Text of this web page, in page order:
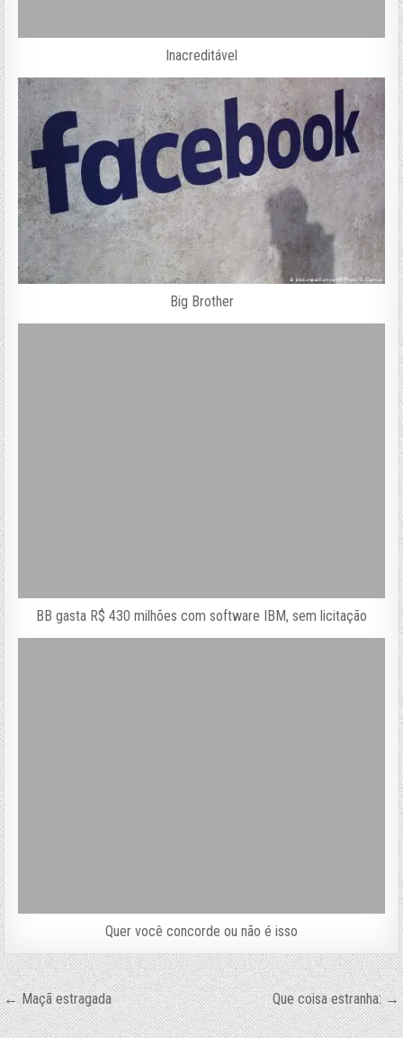
Inacreditável
Big Brother
BB gasta R$ 430 milhões com software IBM, sem licitação
Quer você concorde ou não é isso
Navegação
de
← Maçã estragada Que coisa estranha: →